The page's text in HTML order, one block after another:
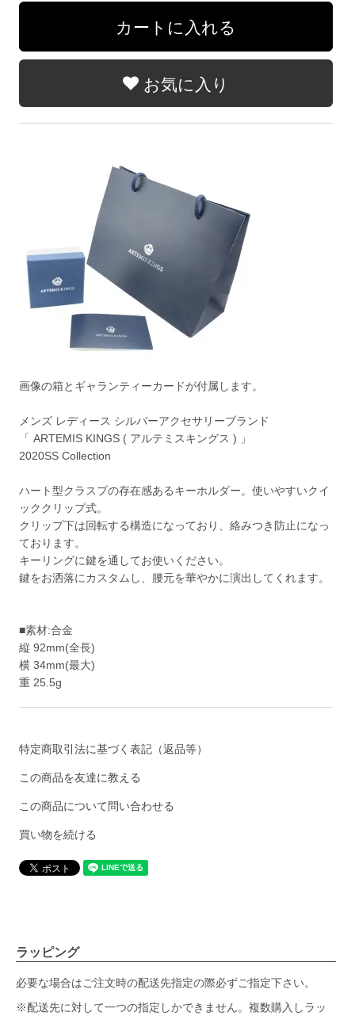
お気に入り
画像の箱とギャランティーカードが付属します。
メンズ レディース シルバーアクセサリーブランド
「 ARTEMIS KINGS ( アルテミスキングス ) 」
2020SS Collection
ハート型クラスプの存在感あるキーホルダー。使いやすいクイ
ッククリップ式。
クリップ下は回転する構造になっており、絡みつき防止になっ
ております。
キーリングに鍵を通してお使いください。
鍵をお洒落にカスタムし、腰元を華やかに演出してくれます。
■素材:合金
縦 92mm(全長)
横 34mm(最大)
重 25.5g
特定商取引法に基づく表記（返品等）
この商品を友達に教える
この商品について問い合わせる
買い物を続ける
ラッピング
必要な場合はご注文時の配送先指定の際必ずご指定下さい。
※配送先に対して一つの指定しかできません。複数購入しラッ